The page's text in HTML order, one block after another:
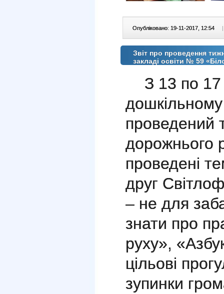
Опубліковано: 19-11-2017, 12:54
Звіт про проведення
закладі освіти № 59
З 13 по
дошкільному
проведений
дорожнього
проведені
друг
– не для
знати про
руху»,
цільові
зупинки